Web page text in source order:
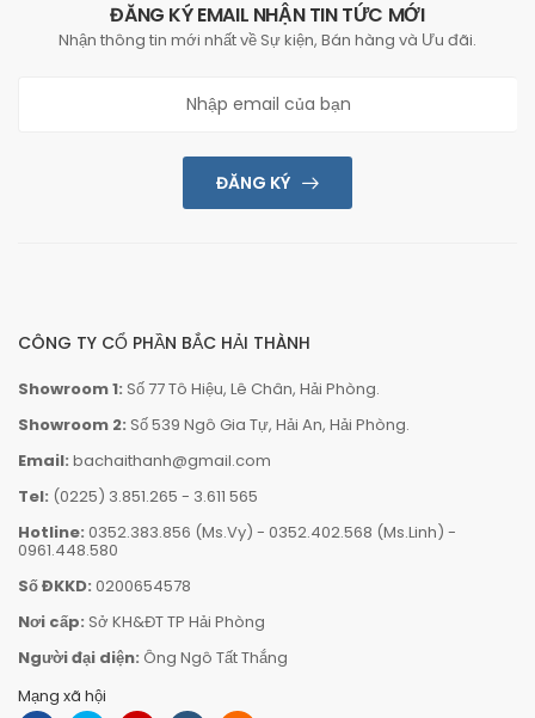
ĐĂNG KÝ EMAIL NHẬN TIN TỨC MỚI
Nhận thông tin mới nhất về Sự kiện, Bán hàng và Ưu đãi.
ĐĂNG KÝ
CÔNG TY CỔ PHẦN BẮC HẢI THÀNH
Showroom 1: Số 77 Tô Hiệu, Lê Chân, Hải Phòng.
Showroom 2: Số 539 Ngô Gia Tự, Hải An, Hải Phòng.
Email: bachaithanh@gmail.com
Tel: (0225) 3.851.265 - 3.611 565
Hotline: 0352.383.856 (Ms.Vy) - 0352.402.568 (Ms.Linh) -
0961.448.580
Số ĐKKD: 0200654578
Nơi cấp: Sở KH&ĐT TP Hải Phòng
Người đại diện: Ông Ngô Tất Thắng
Mạng xã hội